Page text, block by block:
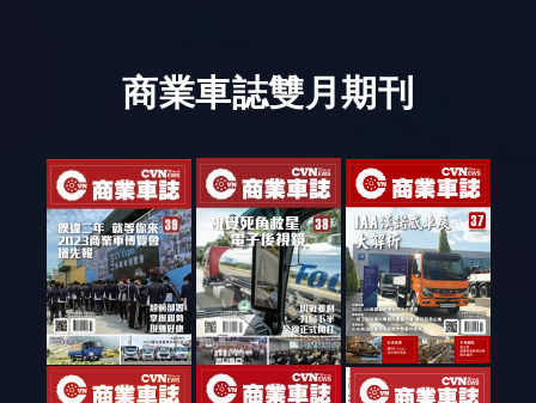
商業車誌雙月期刊